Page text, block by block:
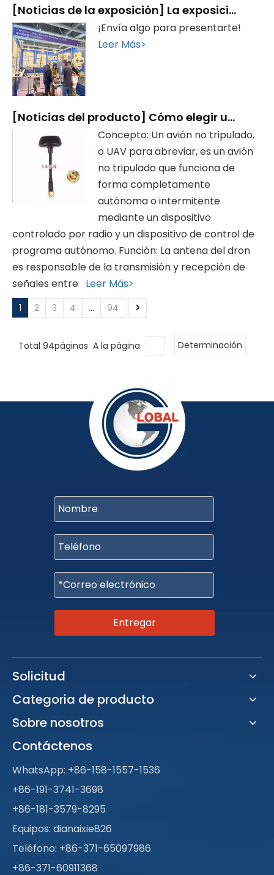
[Noticias de la exposición] La exposición finalizó con éxito, ¡gracias por su visita!
¡Envía algo para presentarte!
Leer Más>
[Noticias del producto] Cómo elegir una antena para drones
Concepto: Un avión no tripulado,
o UAV para abreviar, es un avión
no tripulado que funciona de
forma completamente
autónoma o intermitente
mediante un dispositivo
controlado por radio y un dispositivo de control de
programa autónomo. Función: La antena del dron
es responsable de la transmisión y recepción de
señales entre Leer Más>
1 2 3 4 ... 94
Total 94páginas A la página Determinación
Entregar
Solicitud
Categoria de producto
Sobre nosotros
Contáctenos
WhatsApp: +86-158-1557-1536
+86-191-3741-3698
+86-181-3579-8295
Equipos: dianaixie826
Teléfono: +86-371-65097986
+86-371-60911368